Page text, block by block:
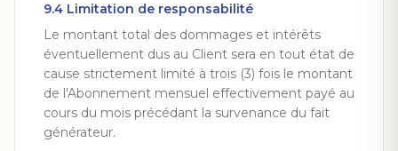
9.4 Limitation de responsabilité
Le montant total des dommages et intérêts
éventuellement dus au Client sera en tout état de
cause strictement limité à trois (3) fois le montant
de l'Abonnement mensuel effectivement payé au
cours du mois précédant la survenance du fait
générateur.